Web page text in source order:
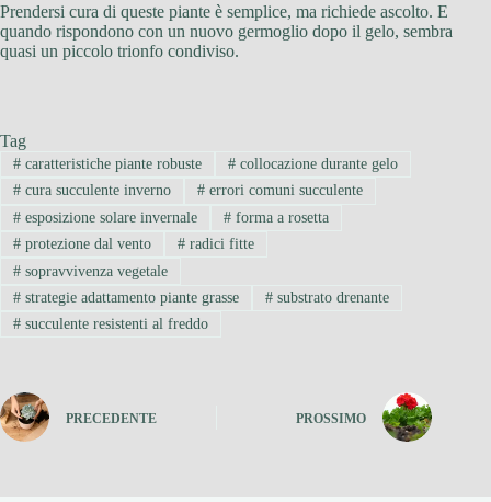
Prendersi cura di queste piante è semplice, ma richiede ascolto. E
quando rispondono con un nuovo germoglio dopo il gelo, sembra
quasi un piccolo trionfo condiviso.
Tag
#caratteristiche piante robuste #collocazione durante gelo
#cura succulente inverno #errori comuni succulente
#esposizione solare invernale #forma a rosetta
#protezione dal vento #radici fitte
#sopravvivenza vegetale
#strategie adattamento piante grasse #substrato drenante
#succulente resistenti al freddo
PRECEDENTE PROSSIMO